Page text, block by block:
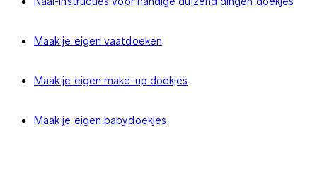
Maak je eigen vaatdoeken
Maak je eigen make-up doekjes
Maak je eigen babydoekjes